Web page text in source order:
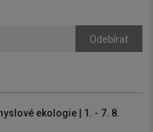
Odebírat
ekologie | 1. - 7. 8.